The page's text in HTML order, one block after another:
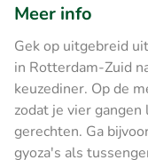
Meer info
Gek op uitgebreid
in Rotterdam-Zuid
keuzediner. Op de
zodat je vier
gerechten. Ga
gyoza's als